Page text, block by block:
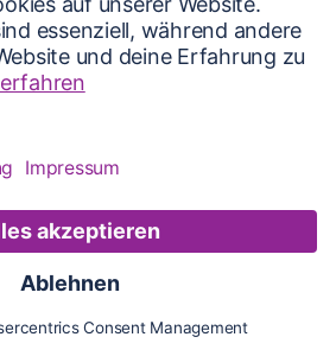
Updates Konto
Karte